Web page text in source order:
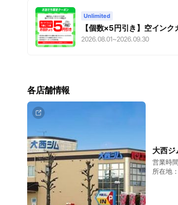
Unlimited
【個数×5円引き】空イン
2026.08.01~2026.09.30
各店舗情報
大西ジ
営業時
所在地